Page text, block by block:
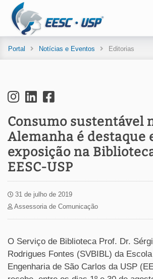
Portal Notícias e Eventos Editorias
Consumo sustentável
Alemanha é destaque
exposição na
EESC-USP
31 de julho de 2019
Assessoria de Comunicação
O Serviço de Biblioteca Prof. Dr.
Rodrigues Fontes (SVBIBL) da
Engenharia de São Carlos da USP